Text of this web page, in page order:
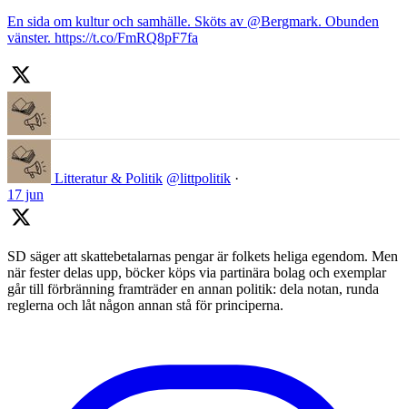
En sida om kultur och samhälle. Sköts av @Bergmark. Obunden
vänster. https://t.co/FmRQ8pF7fa
Litteratur & Politik @littpolitik ·
17 jun
SD säger att skattebetalarnas pengar är folkets heliga egendom. Men
när fester delas upp, böcker köps via partinära bolag och exemplar
går till förbränning framträder en annan politik: dela notan, runda
reglerna och låt någon annan stå för principerna.